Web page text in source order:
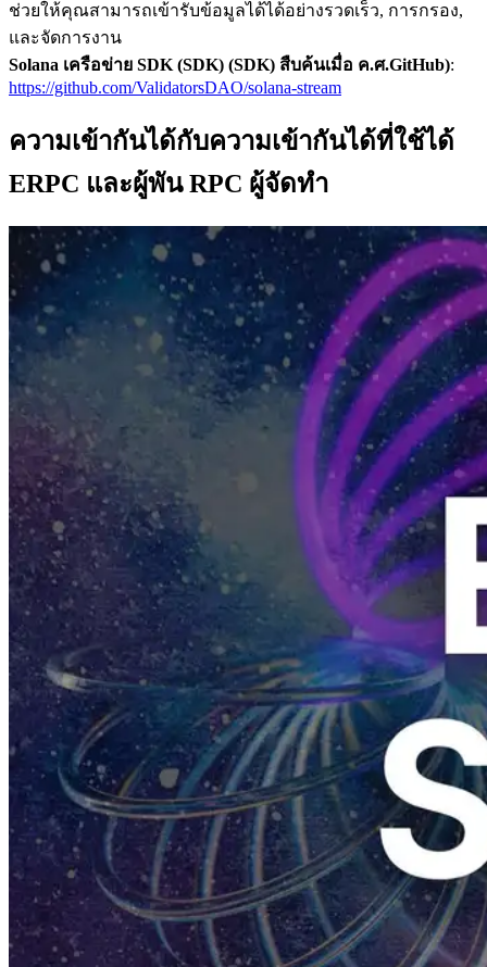
ช่วยให้คุณสามารถเข้ารับข้อมูลได้ได้อย่างรวดเร็ว, การกรอง,
และจัดการงาน
Solana เครือข่าย SDK (SDK) (SDK) สืบค้นเมื่อ ค.ศ.GitHub):
https://github.com/ValidatorsDAO/solana-stream
ความเข้ากันได้กับความเข้ากันได้ที่ใช้ได้
ERPC และผู้พัน RPC ผู้จัดทํา